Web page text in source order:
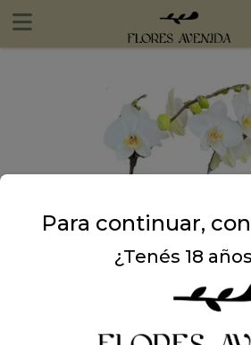
Para continuar,
¿Tenés 18